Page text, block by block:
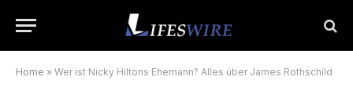
Home » Wer ist Nicky Hiltons Ehemann? Alles über James Rothschild